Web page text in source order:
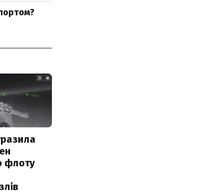
флоту